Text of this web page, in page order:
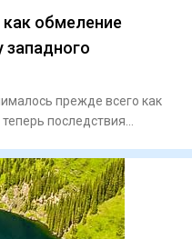
обмеление
западного
прежде всего как
последствия